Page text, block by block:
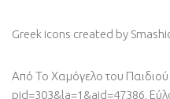
Greek icons created by
Από Το Χαμόγελο του
pid=303&la=1&aid=47386,